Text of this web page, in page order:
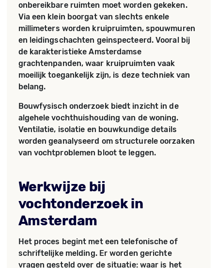
onbereikbare ruimten moet worden gekeken.
Via een klein boorgat van slechts enkele
millimeters worden kruipruimten, spouwmuren
en leidingschachten geinspecteerd. Vooral bij
de karakteristieke Amsterdamse
grachtenpanden, waar kruipruimten vaak
moeilijk toegankelijk zijn, is deze techniek van
belang.
Bouwfysisch onderzoek biedt inzicht in de
algehele vochthuishouding van de woning.
Ventilatie, isolatie en bouwkundige details
worden geanalyseerd om structurele oorzaken
van vochtproblemen bloot te leggen.
Werkwijze bij
vochtonderzoek in
Amsterdam
Het proces begint met een telefonische of
schriftelijke melding. Er worden gerichte
vragen gesteld over de situatie: waar is het